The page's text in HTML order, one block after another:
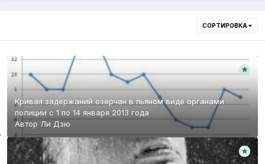
СОРТИРОВКА
Кривая задержаний озерчан в пьяном виде органами
полиции с 1 по 14 января 2013 года
Автор Ли Дзю